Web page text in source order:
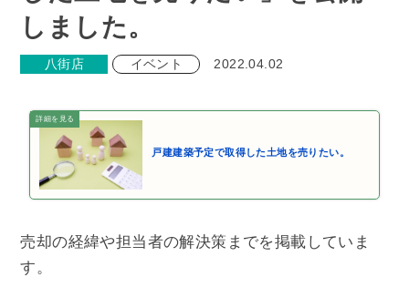
しました。
八街店 イベント 2022.04.02
戸建建築予定で取得した土地を売りたい。
売却の経緯や担当者の解決策までを掲載していま
す。